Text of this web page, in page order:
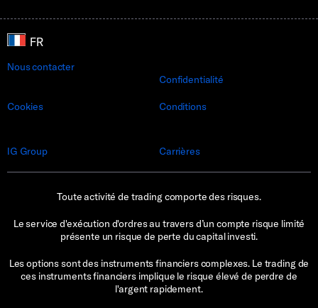
Nous contacter
Confidentialité
Cookies Conditions
IG Group Carrières
Toute activité de trading comporte des risques.
Le service d'exécution d'ordres au travers d’un compte risque limité
présente un risque de perte du capital investi.
Les options sont des instruments financiers complexes. Le trading de
ces instruments financiers implique le risque élevé de perdre de
l'argent rapidement.